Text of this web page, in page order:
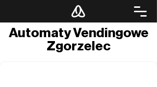
Automaty Vendingowe
Zgorzelec